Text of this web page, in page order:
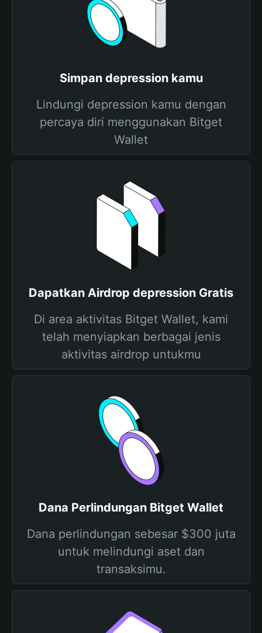
Simpan depression kamu
Lindungi depression kamu dengan
percaya diri menggunakan Bitget
Wallet
Dapatkan Airdrop depression Gratis
Di area aktivitas Bitget Wallet, kami
telah menyiapkan berbagai jenis
aktivitas airdrop untukmu
Dana Perlindungan Bitget Wallet
Dana perlindungan sebesar $300 juta
untuk melindungi aset dan
transaksimu.